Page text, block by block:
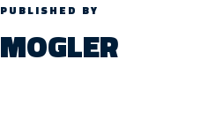
PUBLISHED BY
MOGLER